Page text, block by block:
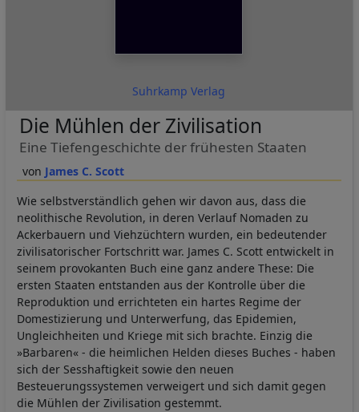
Suhrkamp Verlag
James C. Scott
Die Mühlen der Zivilisation
Eine Tiefengeschichte der frühesten Staaten
Wie selbstverständlich gehen wir davon aus, dass die
neolithische Revolution, in deren Verlauf Nomaden zu
Ackerbauern und Viehzüchtern wurden, ein bedeutender
zivilisatorischer Fortschritt war. James C. Scott entwickelt in
seinem provokanten Buch eine ganz andere These: Die
ersten Staaten entstanden aus der Kontrolle über die
Reproduktion und errichteten ein hartes Regime der
Domestizierung und Unterwerfung, das Epidemien,
Ungleichheiten und Kriege mit sich brachte. Einzig die
»Barbaren« - die heimlichen Helden dieses Buches - haben
sich der Sesshaftigkeit sowie den neuen
Besteuerungssystemen verweigert und sich damit gegen
die Mühlen der Zivilisation gestemmt.